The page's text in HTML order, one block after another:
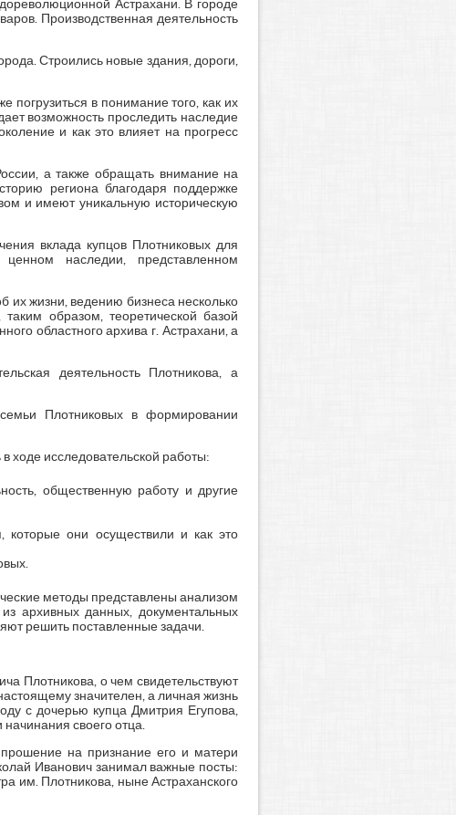
Астрахани. В городе
Производственная деятельность
Строились новые здания, дороги,
в понимание того, как их
возможность проследить наследие
и как это влияет на прогресс
а также обращать внимание на
региона благодаря поддержке
и имеют уникальную историческую
вклада купцов Плотниковых для
наследии, представленном
их жизни, ведению бизнеса несколько
образом, теоретической базой
областного архива г. Астрахани, а
деятельность Плотникова, а
Плотниковых в формировании
ходе исследовательской работы:
общественную работу и другие
которые они осуществили и как это
методы представлены анализом
архивных данных, документальных
решить поставленные задачи.
Плотникова, о чем свидетельствуют
значителен, а личная жизнь
с дочерью купца Дмитрия Егупова,
своего отца.
на признание его и матери
Иванович занимал важные посты:
им. Плотникова, ныне Астраханского